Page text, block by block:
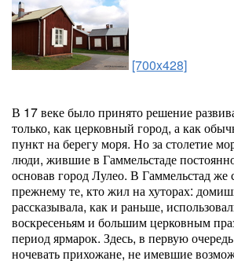
[700x428]
В 17 веке было принято решение
только, как церковный город, а как
пункт на берегу моря. Но за столетие
люди, жившие в Гаммельстаде
основав город Лулео. В Гаммельстад же
прежнему те, кто жил на хуторах:
рассказывала, как и раньше,
воскресеньям и большим церковным
период ярмарок. Здесь, в первую
ночевать прихожане, не имевшие